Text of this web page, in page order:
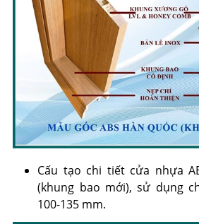
Cấu tạo chi tiết cửa nhựa
(khung bao mới), sử dụng
100-135 mm.